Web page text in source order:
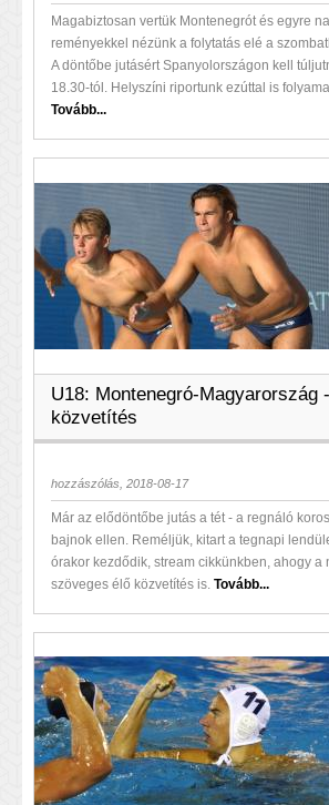
Magabiztosan vertük Montenegrót és egyre
reményekkel nézünk a folytatás elé a
A döntőbe jutásért Spanyolországon kell
18.30-tól. Helyszíni riportunk ezúttal is
Tovább...
U18: Montenegró-Magyarország
közvetítés
hozzászólás, 2018-08-17
Már az elődöntőbe jutás a tét - a regnáló
bajnok ellen. Reméljük, kitart a tegnapi
órakor kezdődik, stream cikkünkben, ahogy a
szöveges élő közvetítés is. Tovább...